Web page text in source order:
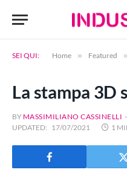
SEI QUI: Home » Featured »
La stampa 3D
BY MASSIMILIANO CASSINELLI
UPDATED: 17/07/2021 1